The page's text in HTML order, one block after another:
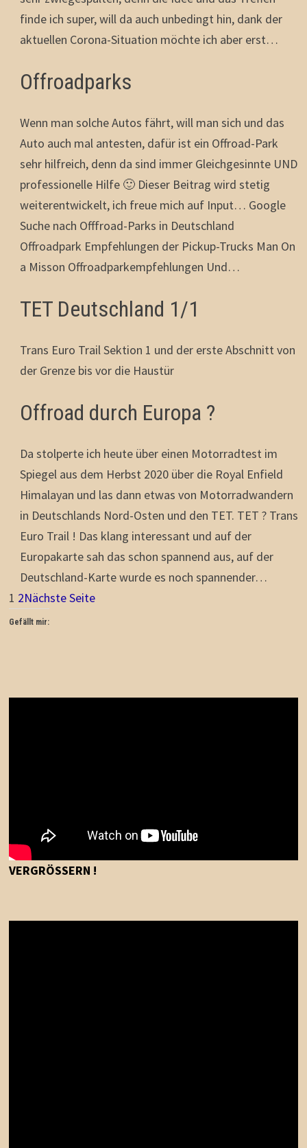
finde ich super, will da auch unbedingt hin, dank der
aktuellen Corona-Situation möchte ich aber erst…
Offroadparks
Wenn man solche Autos fährt, will man sich und das
Auto auch mal antesten, dafür ist ein Offroad-Park
sehr hilfreich, denn da sind immer Gleichgesinnte UND
professionelle Hilfe 🙂 Dieser Beitrag wird stetig
weiterentwickelt, ich freue mich auf Input… Google
Suche nach Offfroad-Parks in Deutschland
Offroadpark Empfehlungen der Pickup-Trucks Man On
a Misson Offroadparkempfehlungen Und…
TET Deutschland 1/1
Trans Euro Trail Sektion 1 und der erste Abschnitt von
der Grenze bis vor die Haustür
Offroad durch Europa ?
Da stolperte ich heute über einen Motorradtest im
Spiegel aus dem Herbst 2020 über die Royal Enfield
Himalayan und las dann etwas von Motorradwandern
in Deutschlands Nord-Osten und den TET. TET ? Trans
Euro Trail ! Das klang interessant und auf der
Europakarte sah das schon spannend aus, auf der
Deutschland-Karte wurde es noch spannender…
1 2Nächste Seite
Gefällt mir:
VERGRÖSSERN !